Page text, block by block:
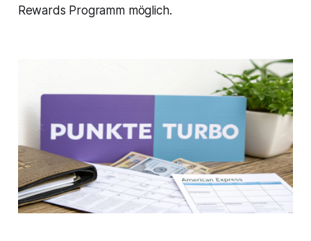
Rewards Programm möglich.